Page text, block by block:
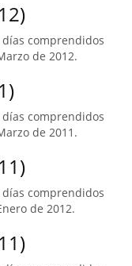
comprendidos
de 2012.
comprendidos
de 2011.
comprendidos
de 2012.